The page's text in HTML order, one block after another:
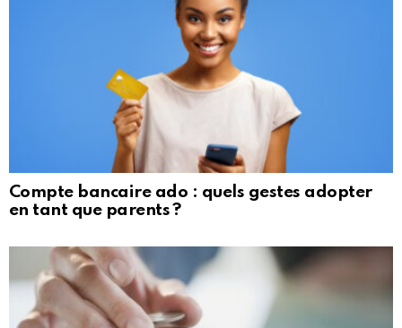
Compte bancaire ado : quels gestes adopter
en tant que parents ?